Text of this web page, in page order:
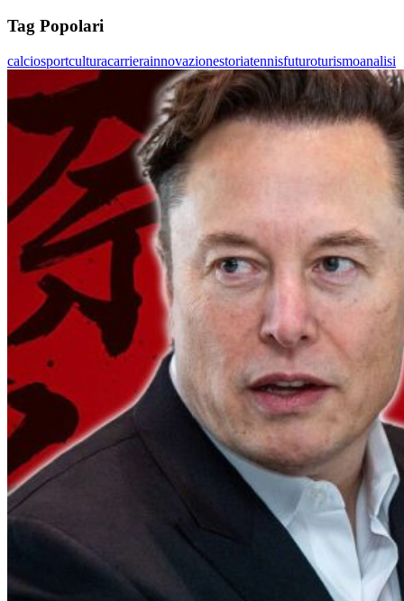
Tag Popolari
calciosportculturacarrierainnovazionestoriatennisfuturoturismoanalisi